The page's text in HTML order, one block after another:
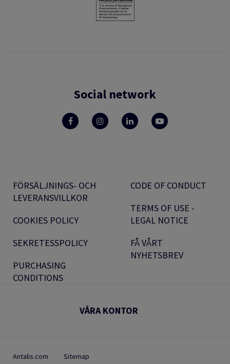
Social network
FÖRSÄLJNINGS- OCH
LEVERANSVILLKOR
COOKIES POLICY
SEKRETESSPOLICY
PURCHASING
CONDITIONS
CODE OF CONDUCT
TERMS OF USE -
LEGAL NOTICE
FÅ VÅRT
NYHETSBREV
VÅRA KONTOR
Antalis.com Sitemap